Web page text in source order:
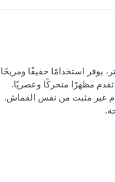
مظهرًا متحركًا وعصريًا.
غير مثبت من نفس القماش.